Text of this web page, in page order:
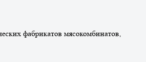
фабрикатов мясокомбинатов,